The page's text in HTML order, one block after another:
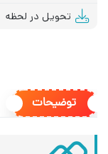
تحویل در لحظه
توضیحات